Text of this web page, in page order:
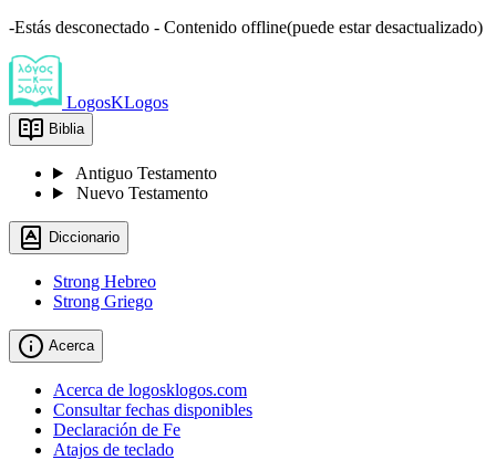
-Estás desconectado - Contenido offline(puede estar desactualizado)
LogosKLogos
Biblia
Antiguo Testamento
Nuevo Testamento
Diccionario
Strong Hebreo
Strong Griego
Acerca
Acerca de logosklogos.com
Consultar fechas disponibles
Declaración de Fe
Atajos de teclado